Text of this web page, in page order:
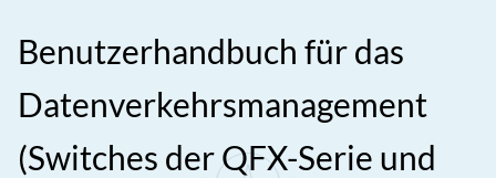
Benutzerhandbuch für das
Datenverkehrsmanagement
(Switches der QFX-Serie und